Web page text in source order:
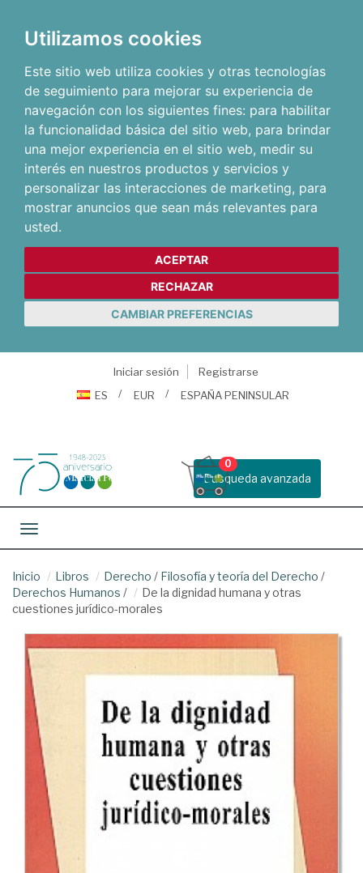
Utilizamos cookies
Este sitio web utiliza cookies y otras tecnologías
de seguimiento para mejorar su experiencia de
navegación con los siguientes fines: para habilitar
la funcionalidad básica del sitio web, para brindar
una mejor experiencia en el sitio web, medir su
interés en nuestros productos y servicios y
personalizar las interacciones de marketing, para
mostrar anuncios que sean más relevantes para
usted.
ACEPTAR
RECHAZAR
CAMBIAR PREFERENCIAS
Iniciar sesión
Registrarse
ES
EUR ESPAÑA PENINSULAR
Busqueda avanzada
0
Toggle navigation
Inicio Libros Derecho / Filosofía y teoría del Derecho /
Derechos Humanos /
De la dignidad humana y otras
cuestiones jurídico-morales